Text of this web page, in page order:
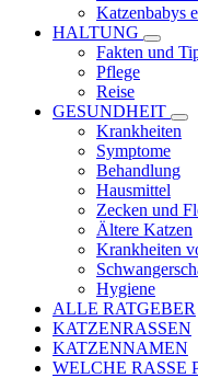
Katzenbabys
HALTUNG
Fakten und
Pflege
Reise
GESUNDHEIT
Krankheiten
Symptome
Behandlung
Hausmittel
Zecken und
Ältere Katzen
Krankheiten
Hygiene
ALLE RATGEBER
KATZENRASSEN
KATZENNAMEN
WELCHE RASSE